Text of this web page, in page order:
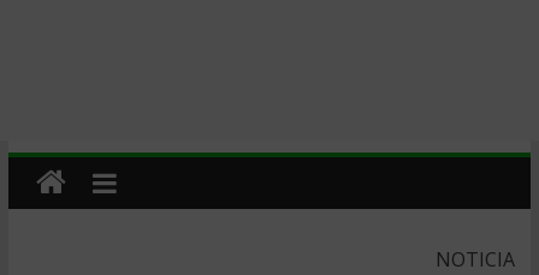
NOTICIA